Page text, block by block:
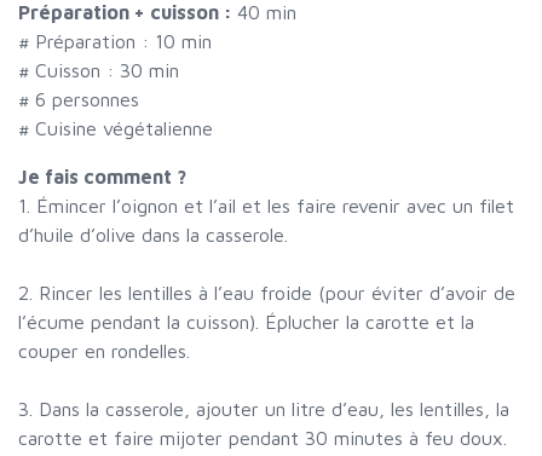
Préparation + cuisson : 40 min
# Préparation : 10 min
# Cuisson : 30 min
# 6 personnes
# Cuisine végétalienne
Je fais comment ?
1. Émincer l’oignon et l’ail et les faire revenir avec un filet
d’huile d’olive dans la casserole.
2. Rincer les lentilles à l’eau froide (pour éviter d’avoir de
l’écume pendant la cuisson). Éplucher la carotte et la
couper en rondelles.
3. Dans la casserole, ajouter un litre d’eau, les lentilles, la
carotte et faire mijoter pendant 30 minutes à feu doux.